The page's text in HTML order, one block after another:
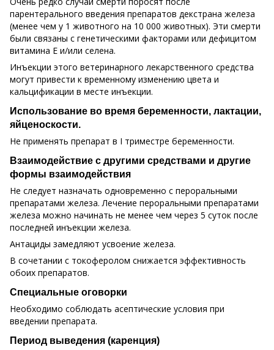
парентерального введения препаратов декстрана железа
(менее чем у 1 животного на 10 000 животных). Эти смерти
были связаны с генетическими факторами или дефицитом
витамина Е и/или селена.
Инъекции этого ветеринарного лекарственного средства
могут привести к временному изменению цвета и
кальцификации в месте инъекции.
Использование во время беременности, лактации,
яйценоскости.
Не применять препарат в I триместре беременности.
Взаимодействие с другими средствами и другие
формы взаимодействия
Не следует назначать одновременно с пероральными
препаратами железа. Лечение пероральными препаратами
железа можно начинать не менее чем через 5 суток после
последней инъекции железа.
Антациды замедляют усвоение железа.
В сочетании с токоферолом снижается эффективность
обоих препаратов.
Специальные оговорки
Необходимо соблюдать асептические условия при
введении препарата.
Период выведения (каренция)